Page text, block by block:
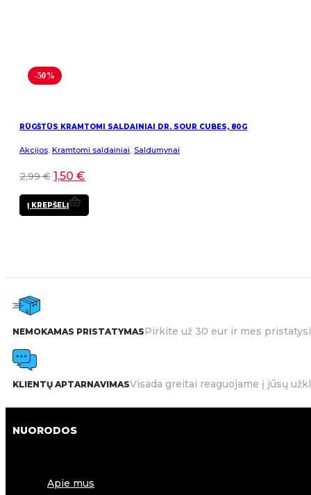
-50%
RŪGŠTŪS KRAMTOMI SALDAINIAI DR. SOUR CUBES, 80G
Akcijos, Kramtomi saldainiai, Saldumynai
2,99€ 1,50 €
Į KREPŠELĮ
NEMOKAMAS PRISTATYMASPirkite už 30 eur ir mes
KLIENTŲ APTARNAVIMASVisada greitai reaguojame į jūsų
NUORODOS
Apie mus